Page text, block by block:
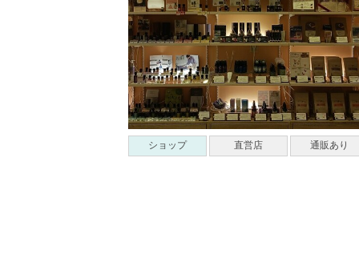
ショップ 直営店 通販あり